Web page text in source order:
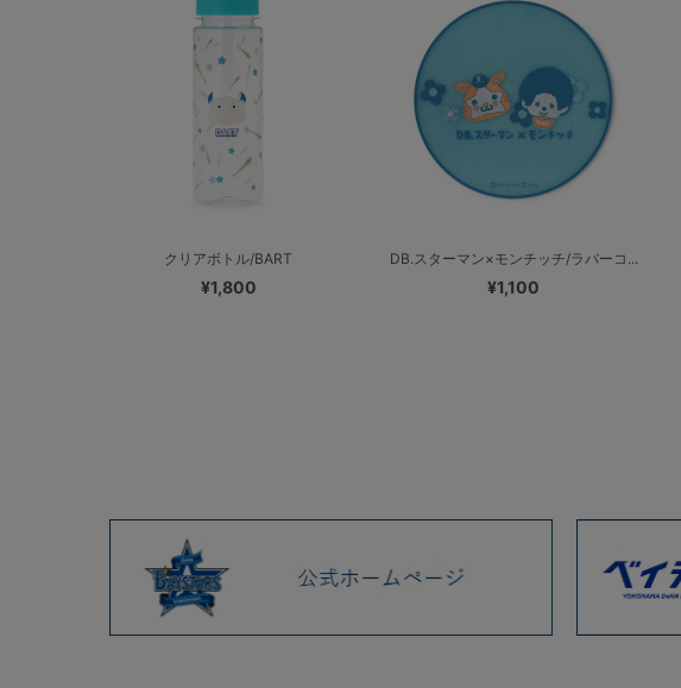
クリアボトル/BART
¥1,800
DB.スターマン×モンチッチ/ラバーコ...
¥1,100